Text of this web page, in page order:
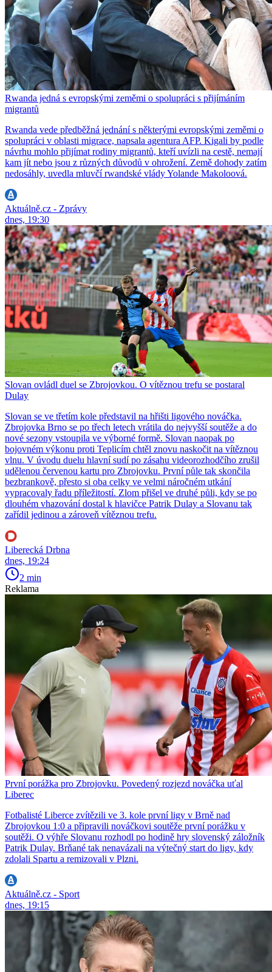
Rwanda jedná s evropskými zeměmi o spolupráci s přijímáním
migrantů
Rwanda vede předběžná jednání s některými evropskými zeměmi o
spolupráci v oblasti migrace, napsala agentura AFP. Kigali by podle
návrhu mohlo přijímat rodiny migrantů, kteří uvízli na cestě, nemají
kam jít nebo jsou z různých důvodů v ohrožení. Země dohody zatím
nedosáhly, uvedla mluvčí rwandské vlády Yolande Makoloová.
Aktuálně.cz - Zprávy
dnes, 19:30
Slovan ovládl duel se Zbrojovkou. O vítěznou trefu se postaral
Dulay
Slovan se ve třetím kole představil na hřišti ligového nováčka.
Zbrojovka Brno se po třech letech vrátila do nejvyšší soutěže a do
nové sezony vstoupila ve výborné formě. Slovan naopak po
bojovném výkonu proti Teplicím chtěl znovu naskočit na vítěznou
vlnu. V úvodu duelu hlavní sudí po zásahu videorozhodčího zrušil
udělenou červenou kartu pro Zbrojovku. První půle tak skončila
bezbrankově, přesto si oba celky ve velmi náročném utkání
vypracovaly řadu příležitostí. Zlom přišel ve druhé půli, kdy se po
dlouhém vhazování dostal k hlavičce Patrik Dulay a Slovanu tak
zařídil jedinou a zároveň vítěznou trefu.
Liberecká Drbna
dnes, 19:24
2 min
Reklama
První porážka pro Zbrojovku. Povedený rozjezd nováčka uťal
Liberec
Fotbalisté Liberce zvítězili ve 3. kole první ligy v Brně nad
Zbrojovkou 1:0 a připravili nováčkovi soutěže první porážku v
soutěži. O výhře Slovanu rozhodl po hodině hry slovenský záložník
Patrik Dulay. Brňané tak nenavázali na výtečný start do ligy, kdy
zdolali Spartu a remizovali v Plzni.
Aktuálně.cz - Sport
dnes, 19:15